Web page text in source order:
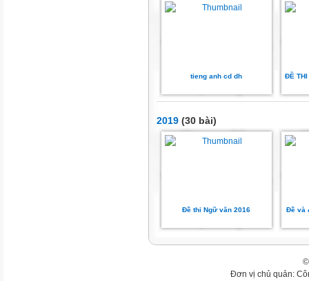
tieng anh cd dh ĐỀ THI
2019 (30 bài)
Đề thi Ngữ văn 2016 Đề và
Đơn vị chủ quản: